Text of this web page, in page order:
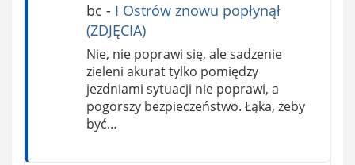
bc - I Ostrów znowu popłynął
(ZDJĘCIA)
Nie, nie poprawi się, ale sadzenie
zieleni akurat tylko pomiędzy
jezdniami sytuacji nie poprawi, a
pogorszy bezpieczeństwo. Łąka, żeby
być…